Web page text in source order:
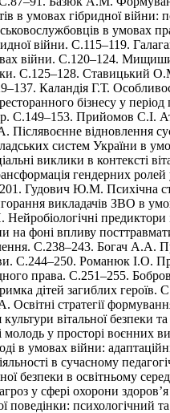
умовах гібридної війни:
в умовах
війни. С.115–119.
війни. С.120–124.
С.125–128. Ставицький
Каландія Г.Т.
бізнесу у
С.149–153. Прийомов
відновлення
систем України в
виклики в
гендерних
Гудович Ю.М. Психічна
викладачів ЗВО в
Нейробіологічні
на фоні впливу
С.238–243. Богач А.А.
С.244–250. Романюк І.О.
права. С.251–255.
дітей загиблих героїв.
стратегії
вітальної безпеки та
у просторі воєнних
в умовах війни:
в сучасному
безпеки в освітньому
загроз у сфері охорони
поведінки: психологічний